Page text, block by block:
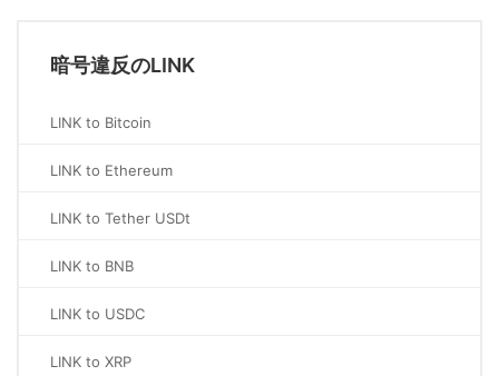
暗号違反のLINK
LINK to Bitcoin
LINK to Ethereum
LINK to Tether USDt
LINK to BNB
LINK to USDC
LINK to XRP